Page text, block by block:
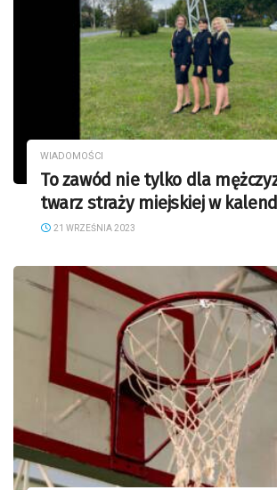
WIADOMOŚCI
To zawód nie tylko dla
twarz straży miejskiej w
21 WRZEŚNIA 2023